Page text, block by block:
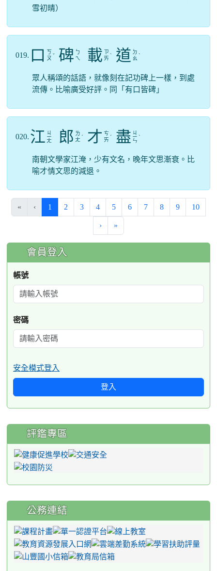
雪初晴）
019. 口
ㄎ
ㄡ ˇ 碑 ㄅ
ㄟ
載
ㄗ
ㄞ ˋ 道 ㄉ
ㄠ ˋ
眾人稱頌的話語，就像刻在記功碑上一樣，到處
流傳。比喻廣受好評。同「有口皆碑」
020. 江 ㄐ
ㄧ
ㄤ 郎 ㄌ
ㄤ ˊ 才 ㄘ
ㄞ ˊ 盡 ㄐ
ㄧ
ㄣ
ˋ
南朝文學家江淹，少有文名，晚年文思漸衰。比
喻才情文思的減退。
« ‹ 1 (current)
2 3 4 5 6 7 8 9 10
› »
:::
會員登入
帳號
密碼
安全模式登入
登入
評鑑專區
公務連結